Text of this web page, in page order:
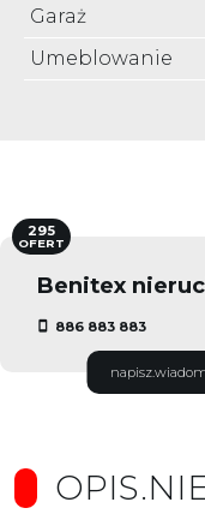
Garaż
Umeblowanie
Benitex
886 883 883
295
OFERT